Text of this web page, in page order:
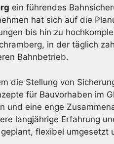
ein führendes
hat sich auf die
bis hin zu
in der täglich
Bahnbetrieb.
die Stellung von
für Bauvorhaben im
und eine enge
langjährige Erfahrung
flexibel umgesetzt